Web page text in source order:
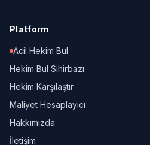
Platform
Acil Hekim Bul
Hekim Bul Sihirbazı
Hekim Karşılaştır
Maliyet Hesaplayıcı
Hakkımızda
İletişim